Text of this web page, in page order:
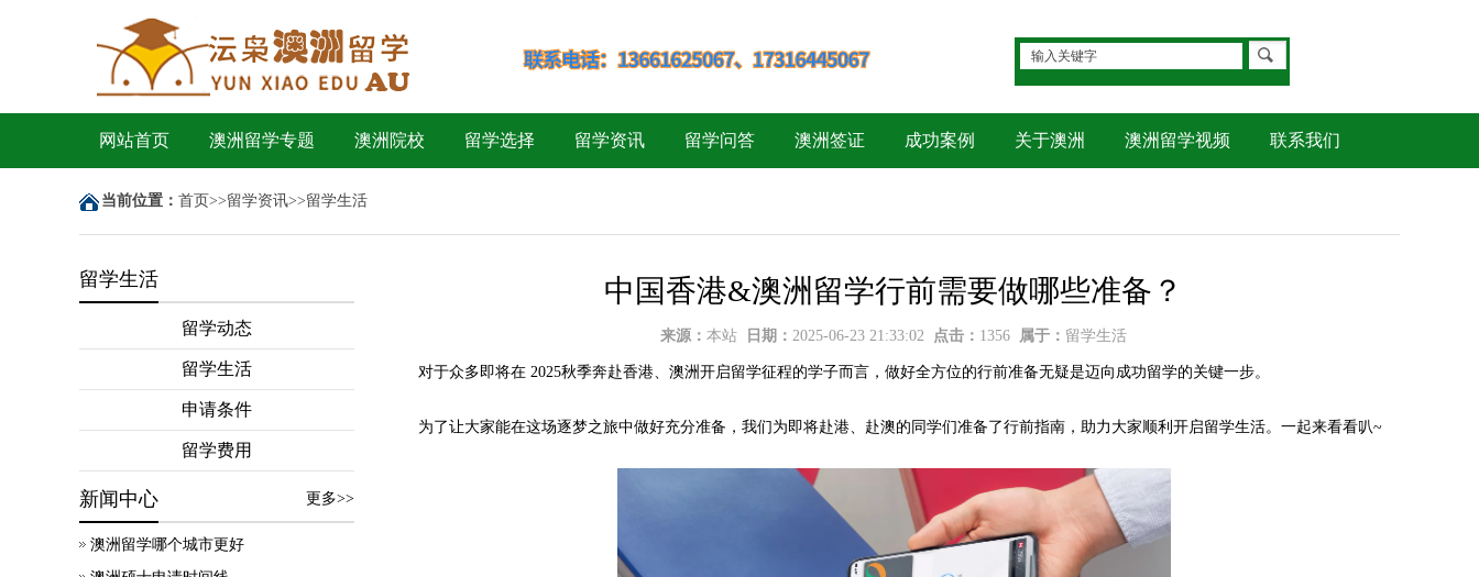
网站首页 澳洲留学专题 澳洲院校 留学选择 留学资讯 留学问答 澳洲签证 成功案例 关于澳洲 澳洲留学视频 联系我们
当前位置： 首页>>留学资讯>>留学生活
留学生活
留学动态
留学生活
申请条件
留学费用
新闻中心 更多>>
澳洲留学哪个城市更好
中国香港&澳洲留学行前需要做哪些准备？
来源： 本站 日期： 2025-06-23 21:33:02 点击： 1356 属于： 留学生活
对于众多即将在 2025秋季奔赴香港、澳洲开启留学征程的学子而言，做好全方位的行前准备无疑是迈向成功留学的关键一步。
为了让大家能在这场逐梦之旅中做好充分准备，我们为即将赴港、赴澳的同学们准备了行前指南，助力大家顺利开启留学生活。一起来看看叭~